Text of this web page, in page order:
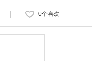
0个喜欢